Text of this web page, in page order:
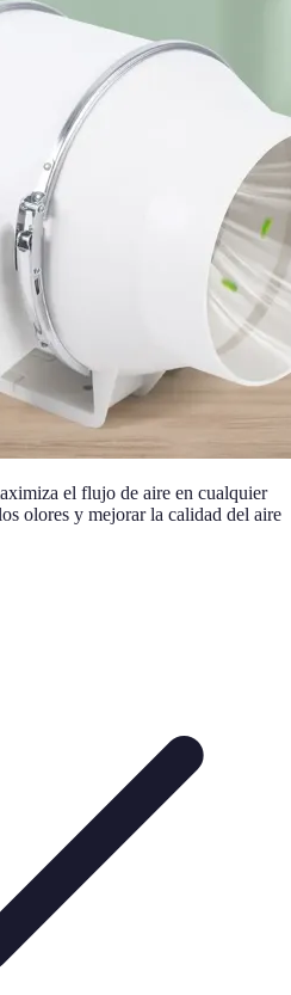
el flujo de aire en cualquier
olores y mejorar la calidad del aire